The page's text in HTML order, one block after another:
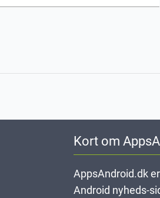
Kort om
AppsAndroid.dk
Android nyheds-